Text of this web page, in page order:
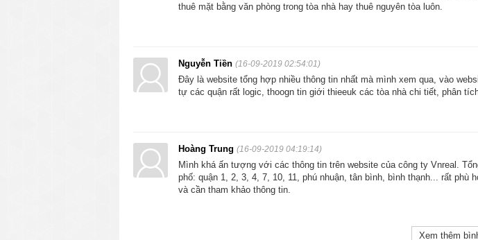
1.2. Tiết kiệm thời gian giao dịch
Vì quận 1 là trung tâm thành phố và là khu vực phát triển nhất tại Hồ
có thể tiết kiệm được khá nhiều thời gian giao dịch, giúp việc làm ăn
về quận 1 cũng nhận được nhiều sự hỗ trợ hơn từ các cơ quan chính
Mỗi năm lại có thêm nhiều cao ốc, văn phòng cho thuê tại quận 1 mới
Vì vậy, khi tìm thuê văn phòng tại quận 1, các doanh nghiệp sẽ
dài, không cần phải luân chuyển văn phòng nhiều lần.
thuê mặt bằng văn phòng trong tòa nhà hay thuê nguyên tòa luôn.
Nguyễn Tiền (16-09-2019 02:54:01)
Đây là website tổng hợp nhiều thông tin nhất mà mình xem qua, vào
tự các quận rất logic, thoogn tin giới thieeuk các tòa nhà chi tiết, phân
Hoàng Trung (16-09-2019 04:19:14)
Mình khá ấn tượng với các thông tin trên website của công ty Vnreal.
phố: quận 1, 2, 3, 4, 7, 10, 11, phú nhuận, tân bình, bình thạnh... rất
và cần tham khảo thông tin.
Xem thêm